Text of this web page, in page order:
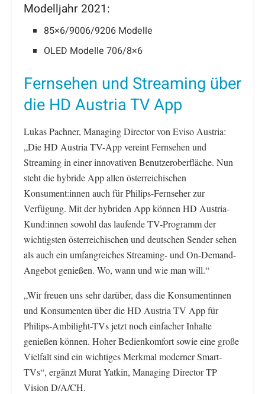
Modelljahr 2021:
85×6/9006/9206 Modelle
OLED Modelle 706/8×6
Fernsehen und Streaming über
die HD Austria TV App
Lukas Pachner, Managing Director von Eviso Austria:
„Die HD Austria TV-App vereint Fernsehen und
Streaming in einer innovativen Benutzeroberfläche. Nun
steht die hybride App allen österreichischen
Konsument:innen auch für Philips-Fernseher zur
Verfügung. Mit der hybriden App können HD Austria-
Kund:innen sowohl das laufende TV-Programm der
wichtigsten österreichischen und deutschen Sender sehen
als auch ein umfangreiches Streaming- und On-Demand-
Angebot genießen. Wo, wann und wie man will.“
„Wir freuen uns sehr darüber, dass die Konsumentinnen
und Konsumenten über die HD Austria TV App für
Philips-Ambilight-TVs jetzt noch einfacher Inhalte
genießen können. Hoher Bedienkomfort sowie eine große
Vielfalt sind ein wichtiges Merkmal moderner Smart-
TVs“, ergänzt Murat Yatkin, Managing Director TP
Vision D/A/CH.